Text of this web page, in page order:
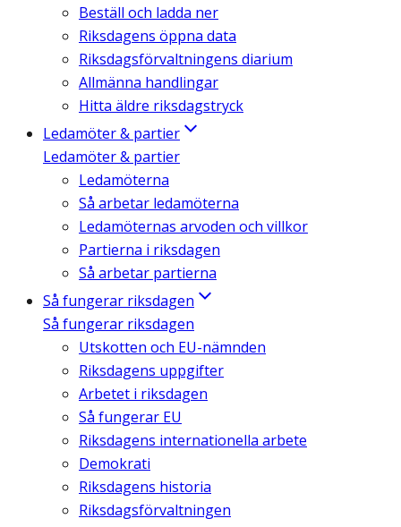
Beställ och ladda ner
Riksdagens öppna data
Riksdagsförvaltningens diarium
Allmänna handlingar
Hitta äldre riksdagstryck
Ledamöter & partier
Ledamöter & partier
Ledamöterna
Så arbetar ledamöterna
Ledamöternas arvoden och villkor
Partierna i riksdagen
Så arbetar partierna
Så fungerar riksdagen
Så fungerar riksdagen
Utskotten och EU-nämnden
Riksdagens uppgifter
Arbetet i riksdagen
Så fungerar EU
Riksdagens internationella arbete
Demokrati
Riksdagens historia
Riksdagsförvaltningen